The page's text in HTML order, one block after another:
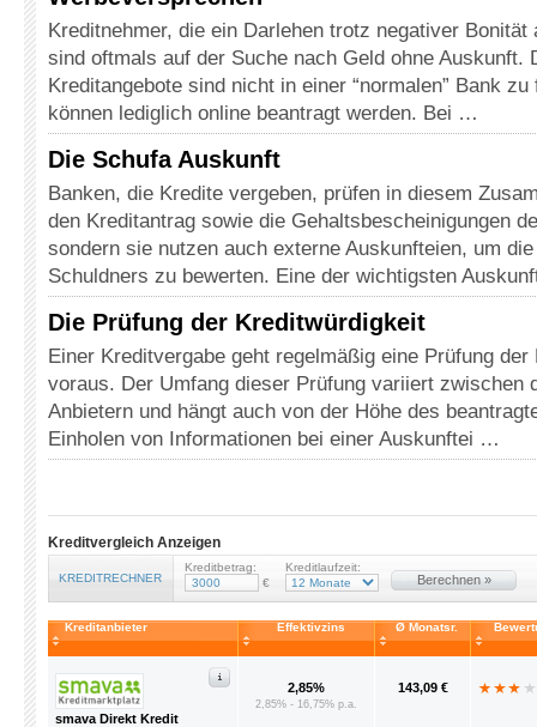
Kreditnehmer, die ein Darlehen trotz negativer Bonität
sind oftmals auf der Suche nach Geld ohne Auskunft.
Kreditangebote sind nicht in einer “normalen” Bank
können lediglich online beantragt werden. Bei …
Die Schufa Auskunft
Banken, die Kredite vergeben, prüfen in diesem
den Kreditantrag sowie die Gehaltsbescheinigungen
sondern sie nutzen auch externe Auskunfteien, um
Schuldners zu bewerten. Eine der wichtigsten
Die Prüfung der Kreditwürdigkeit
Einer Kreditvergabe geht regelmäßig eine Prüfung
voraus. Der Umfang dieser Prüfung variiert zwischen
Anbietern und hängt auch von der Höhe des
Einholen von Informationen bei einer Auskunftei …
Kreditvergleich Anzeigen
KREDITRECHNER
Kreditbetrag:
€
Kreditlaufzeit:
Berechnen »
Kreditanbieter Effektivzins Ø Monatsr.
smava Direkt Kredit
2,85%
2,85% - 16,75% p.a.
143,09 €